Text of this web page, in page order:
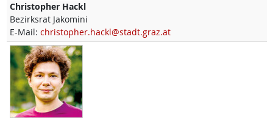
Christopher Hackl
Bezirksrat Jakomini
E-Mail: christopher.hackl@stadt.graz.at